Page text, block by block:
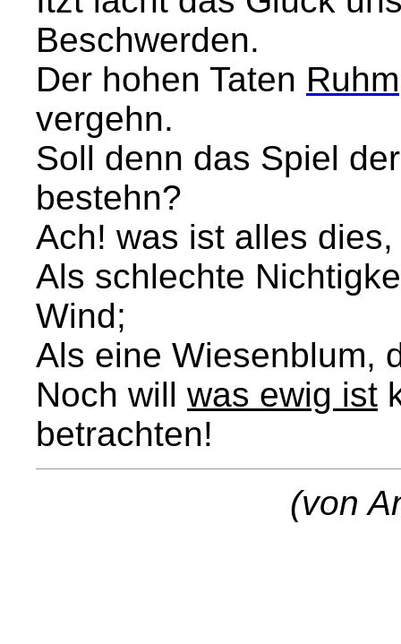
Beschwerden.
Der hohen Taten Ruhm
vergehn.
Soll denn das Spiel
bestehn?
Ach! was ist alles
Als schlechte
Wind;
Als eine Wiesenblum,
Noch will was ewig ist
betrachten!
(von